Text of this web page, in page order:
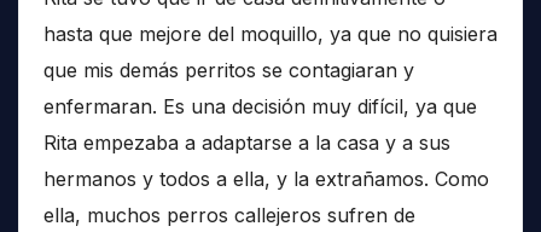
hasta que mejore del moquillo, ya que no quisiera
que mis demás perritos se contagiaran y
enfermaran. Es una decisión muy difícil, ya que
Rita empezaba a adaptarse a la casa y a sus
hermanos y todos a ella, y la extrañamos. Como
ella, muchos perros callejeros sufren de